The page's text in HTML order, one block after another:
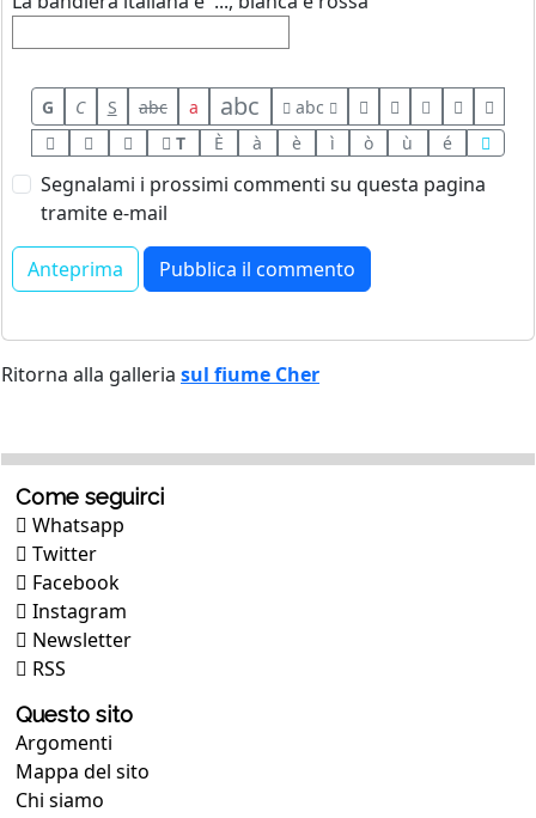
G C S abc a abc
abc
T
È à è ì ò ù é
Segnalami i prossimi commenti su questa pagina
tramite e-mail
Ritorna alla galleria sul fiume Cher
Come seguirci
Whatsapp
Twitter
Facebook
Instagram
Newsletter
RSS
Questo sito
Argomenti
Mappa del sito
Chi siamo